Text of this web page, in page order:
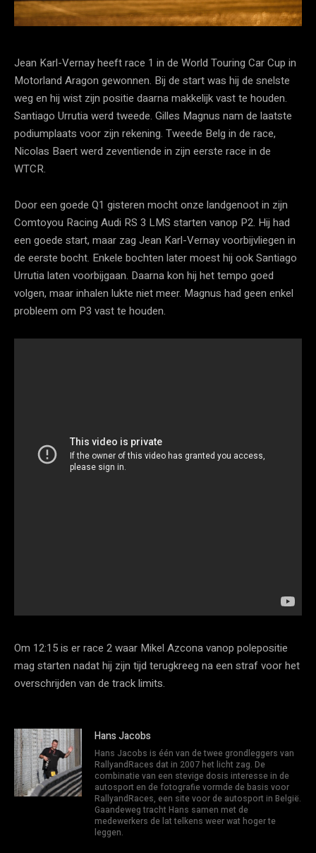
Jean Karl-Vernay heeft race 1 in de World Touring Car Cup in
Motorland Aragon gewonnen. Bij de start was hij de snelste
weg en hij wist zijn positie daarna makkelijk vast te houden.
Santiago Urrutia werd tweede. Gilles Magnus nam de laatste
podiumplaats voor zijn rekening. Tweede Belg in de race,
Nicolas Baert werd zeventiende in zijn eerste race in de
WTCR.
Door een goede Q1 gisteren mocht onze landgenoot in zijn
Comtoyou Racing Audi RS 3 LMS starten vanop P2. Hij had
een goede start, maar zag Jean Karl-Vernay voorbijvliegen in
de eerste bocht. Enkele bochten later moest hij ook Santiago
Urrutia laten voorbijgaan. Daarna kon hij het tempo goed
volgen, maar inhalen lukte niet meer. Magnus had geen enkel
probleem om P3 vast te houden.
Om 12:15 is er race 2 waar Mikel Azcona vanop polepositie
mag starten nadat hij zijn tijd terugkreeg na een straf voor het
overschrijden van de track limits.
Hans Jacobs
Hans Jacobs is één van de twee grondleggers van
RallyandRaces dat in 2007 het licht zag. De
combinatie van een stevige dosis interesse in de
autosport en de fotografie vormde de basis voor
RallyandRaces, een site voor de autosport in België.
Gaandeweg tracht Hans samen met de
medewerkers de lat telkens weer wat hoger te
leggen.